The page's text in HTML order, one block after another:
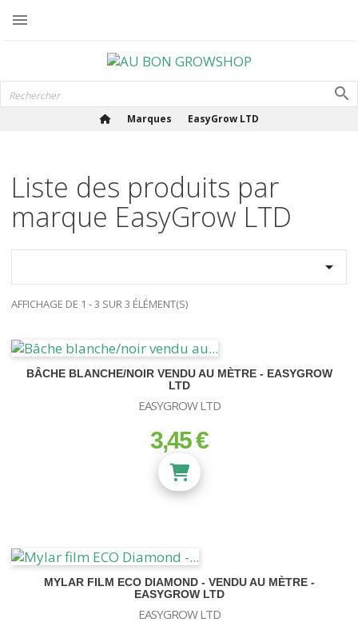

Marques EasyGrow LTD
Liste des produits par
marque EasyGrow LTD

AFFICHAGE DE 1 - 3 SUR 3 ÉLÉMENT(S)
BÂCHE BLANCHE/NOIR VENDU AU MÈTRE - EASYGROW
LTD
EASYGROW LTD
prix
3,45 €
MYLAR FILM ECO DIAMOND - VENDU AU MÈTRE -
EASYGROW LTD
EASYGROW LTD